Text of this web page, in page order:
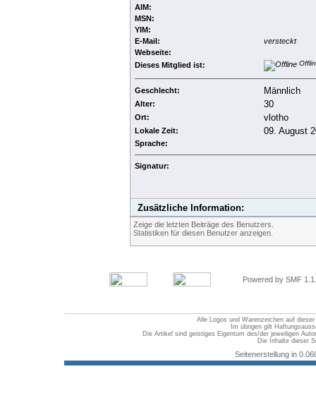
AIM:
MSN:
YIM:
E-Mail:
versteckt
Webseite:
Dieses Mitglied ist:
Geschlecht: Männlich
Alter: 30
Ort: vlotho
Lokale Zeit: 09. August
Sprache:
Signatur:
Zusätzliche Information:
Zeige die letzten Beiträge des Benutzers.
Statistiken für diesen Benutzer anzeigen.
Powered by SMF
Alle Logos und Warenzeichen auf
Im übrigen gilt
Die Artikel sind geistiges Eigentum des/der jeweiligen
Die Inhalte dieser
Seitenerstellung in